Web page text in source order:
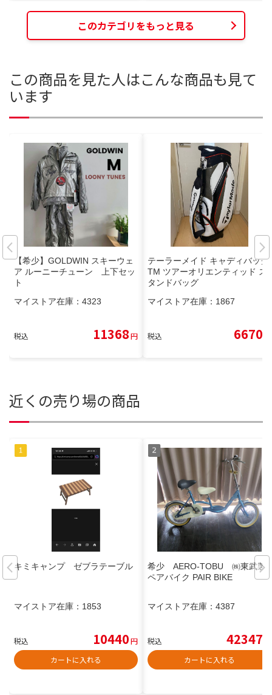
このカテゴリをもっと見る
この商品を見た人はこんな商品も見て
います
【希少】GOLDWIN スキーウェ
ア ルーニーチューン 上下セッ
ト
マイストア在庫： 4323
税込 11368円
テーラーメイド キャディバッグ
TM ツアーオリエンティッド ス
タンドバッグ
マイストア在庫： 1867
税込 6670
近くの売り場の商品
キミキャンプ ゼブラテーブル
マイストア在庫： 1853
税込 10440円
カートに入れる
希少 AERO-TOBU ㈱東武製
ペアバイク PAIR BIKE
マイストア在庫： 4387
税込 42347
カートに入れる